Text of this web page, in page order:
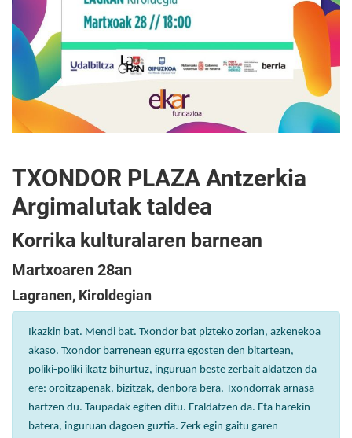
TXONDOR PLAZA Antzerkia
Argimalutak taldea
Korrika kulturalaren barnean
Martxoaren 28an
Lagranen, Kiroldegian
Ikazkin bat. Mendi bat. Txondor bat pizteko zorian, azkenekoa
akaso. Txondor barrenean egurra egosten den bitartean,
poliki-poliki ikatz bihurtuz, inguruan beste zerbait aldatzen da
ere: oroitzapenak, bizitzak, denbora bera. Txondorrak arnasa
hartzen du. Taupadak egiten ditu. Eraldatzen da. Eta harekin
batera, inguruan dagoen guztia. Zerk egin gaitu garen